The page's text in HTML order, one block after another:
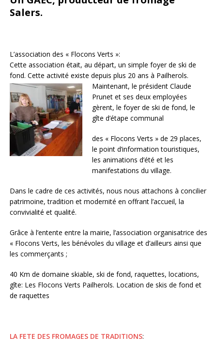
Salers.
L’association des « Flocons Verts »:
Cette association était, au départ, un simple foyer de ski de
fond. Cette activité existe depuis plus 20 ans à Pailherols.
Maintenant, le président Claude
Prunet et ses deux employées
gèrent, le foyer de ski de fond, le
gîte d’étape communal
des « Flocons Verts » de 29 places,
le point d’information touristiques,
les animations d’été et les
manifestations du village.
Dans le cadre de ces activités, nous nous attachons à concilier
patrimoine, tradition et modernité en offrant l’accueil, la
convivialité et qualité.
Grâce à l’entente entre la mairie, l’association organisatrice des
« Flocons Verts, les bénévoles du village et d’ailleurs ainsi que
les commerçants ;
40 Km de domaine skiable, ski de fond, raquettes, locations,
gîte: Les Flocons Verts Pailherols. Location de skis de fond et
de raquettes
LA FETE DES FROMAGES DE TRADITIONS: